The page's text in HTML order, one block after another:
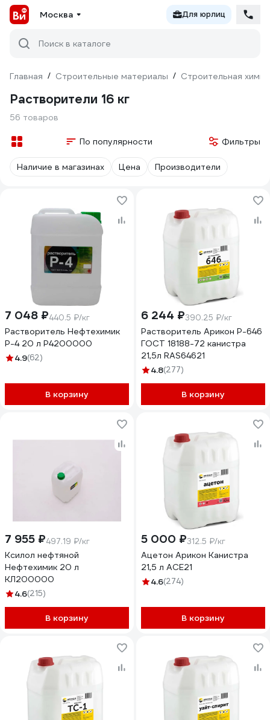
Москва Для юрлиц
Поиск в каталоге
Главная / Строительные материалы / Строительная химия
Растворители 16 кг
56 товаров
По популярности Фильтры
Наличие в магазинах Цена Производители
7 048 ₽440.5 ₽/кг
Растворитель Нефтехимик
Р-4 20 л Р4200000
4.9(62)
В корзину
6 244 ₽390.25 ₽/кг
Растворитель Арикон Р-646
ГОСТ 18188-72 канистра
21,5л RAS64621
4.8(277)
В корзину
7 955 ₽497.19 ₽/кг
Ксилол нефтяной
Нефтехимик 20 л
КЛ200000
4.6(215)
В корзину
5 000 ₽312.5 ₽/кг
Ацетон Арикон Канистра
21,5 л ACE21
4.6(274)
В корзину